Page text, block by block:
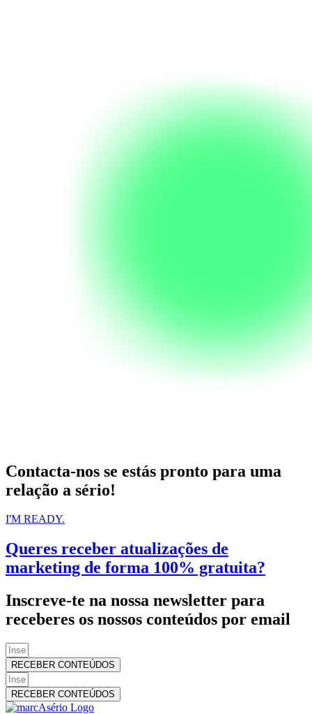
Contacta-nos se estás pronto para uma
relação a sério!
I'M READY.
Queres receber atualizações de
marketing de forma 100% gratuita?
Inscreve-te na nossa newsletter para
receberes os nossos conteúdos por email
RECEBER CONTEÚDOS
RECEBER CONTEÚDOS